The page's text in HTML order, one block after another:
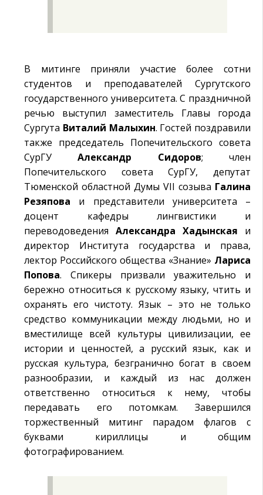
В митинге приняли участие более сотни
студентов и преподавателей Сургутского
государственного университета. С праздничной
речью выступил заместитель Главы города
Сургута Виталий Малыхин. Гостей поздравили
также председатель Попечительского совета
СурГУАлександр Сидоров; член
Попечительского совета СурГУ, депутат
Тюменской областной Думы VII созыва Галина
Резяпова и представители университета –
доцент кафедры лингвистики и
переводоведения Александра Хадынская и
директор Института государства и права,
лектор Российского общества «Знание» Лариса
Попова. Спикеры призвали уважительно и
бережно относиться к русскому языку, чтить и
охранять его чистоту. Язык – это не только
средство коммуникации между людьми, но и
вместилище всей культуры цивилизации, ее
истории и ценностей, а русский язык, как и
русская культура, безгранично богат в своем
разнообразии, и каждый из нас должен
ответственно относиться к нему, чтобы
передавать его потомкам. Завершился
торжественный митинг парадом флагов с
буквами кириллицы и общим
фотографированием.